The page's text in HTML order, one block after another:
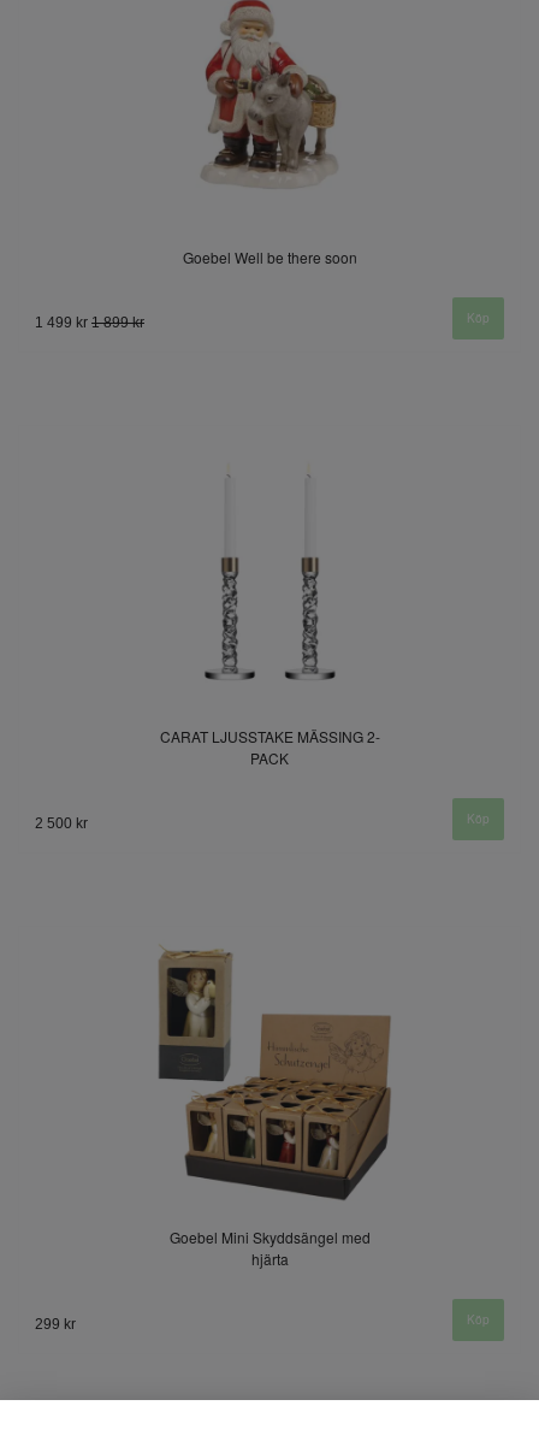
Goebel Well be there soon
1 499 kr 1 899 kr
CARAT LJUSSTAKE MÄSSING 2-
PACK
2 500 kr
Goebel Mini Skyddsängel med
hjärta
299 kr